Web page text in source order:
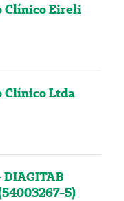
Clínico Eireli
Clínico Ltda
DIAGITAB
5)